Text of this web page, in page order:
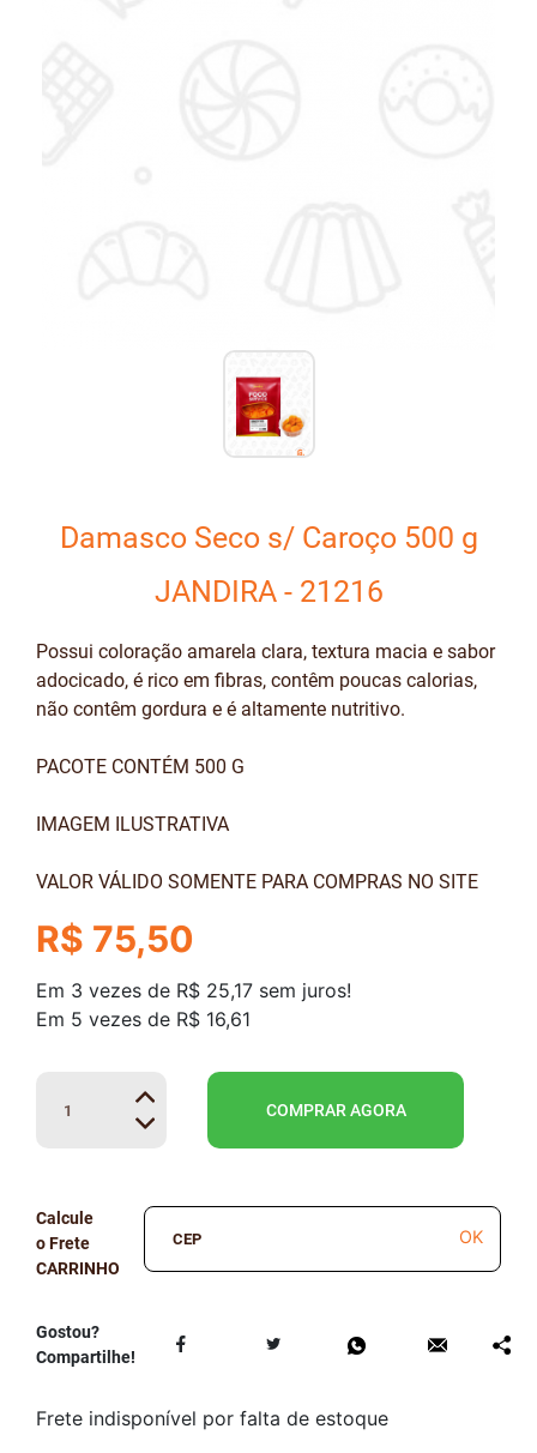
Damasco Seco s/ Caroço 500 g
JANDIRA - 21216
Possui coloração amarela clara, textura macia e sabor
adocicado, é rico em fibras, contêm poucas calorias,
não contêm gordura e é altamente nutritivo.
PACOTE CONTÉM 500 G
IMAGEM ILUSTRATIVA
VALOR VÁLIDO SOMENTE PARA COMPRAS NO SITE
R$ 75,50
Em 3 vezes de R$ 25,17 sem juros!
Em 5 vezes de R$ 16,61
COMPRAR AGORA
Calcule
o Frete
OK
Gostou?
Compartilhe!
Frete indisponível por falta de estoque